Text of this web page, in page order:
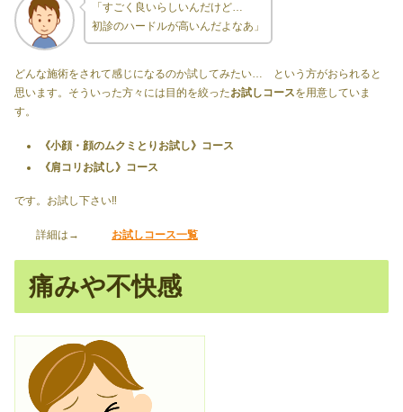
「すごく良いらしいんだけど…
初診のハードルが高いんだよなあ」
どんな施術をされて感じになるのか試してみたい… という方がおられると
思います。そういった方々には目的を絞ったお試しコースを用意していま
す。
《小顔・顔のムクミとりお試し》コース
《肩コリお試し》コース
です。お試し下さい‼️
詳細は→ お試しコース一覧
痛みや不快感